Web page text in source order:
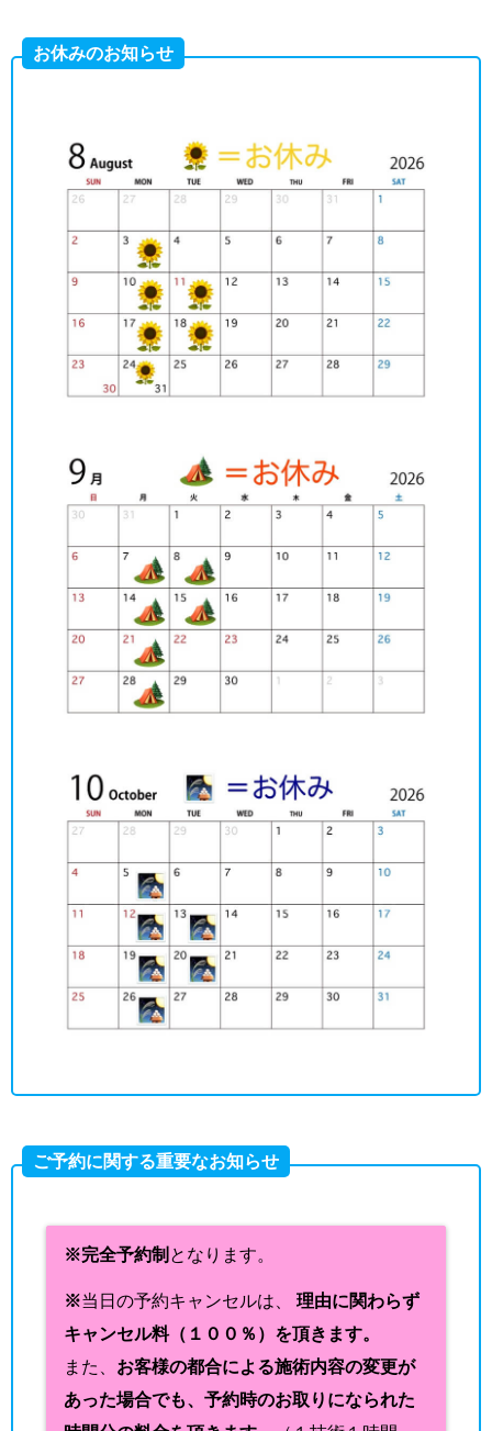
お休みのお知らせ
ご予約に関する重要なお知らせ
※完全予約制 となります。
※当日の予約キャンセルは、 理由に関わらず
キャンセル料（１００％）を頂きます。
また、 お客様の都合による施術内容の変更が
あった場合でも、予約時のお取りになられた